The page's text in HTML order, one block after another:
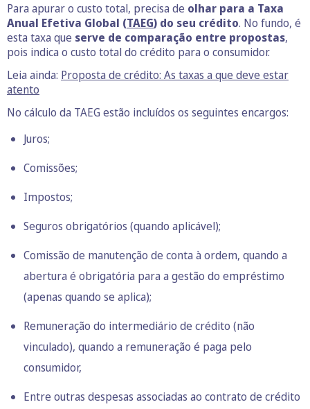
Para apurar o custo total, precisa de olhar para a Taxa
Anual Efetiva Global (TAEG) do seu crédito. No fundo, é
esta taxa que serve de comparação entre propostas,
pois indica o custo total do crédito para o consumidor.
Leia ainda: Proposta de crédito: As taxas a que deve estar
atento
No cálculo da TAEG estão incluídos os seguintes encargos:
Juros;
Comissões;
Impostos;
Seguros obrigatórios (quando aplicável);
Comissão de manutenção de conta à ordem, quando a
abertura é obrigatória para a gestão do empréstimo
(apenas quando se aplica);
Remuneração do intermediário de crédito (não
vinculado), quando a remuneração é paga pelo
consumidor,
Entre outras despesas associadas ao contrato de crédito